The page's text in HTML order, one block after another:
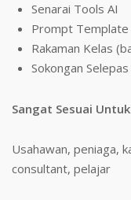
Senarai Tools AI
Prompt Template
Rakaman Kelas
Sokongan
Sangat Sesuai
Usahawan, peniaga,
consultant, pelajar